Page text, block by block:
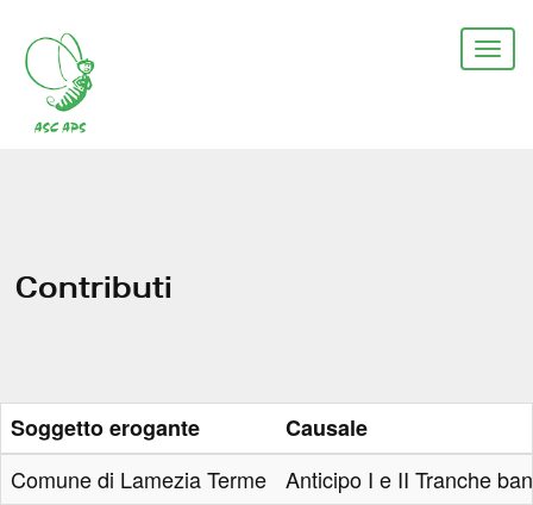
contenuto
principale
Contributi
Soggetto erogante
Causale
Comune di Lamezia Terme
Anticipo I e II Tranche